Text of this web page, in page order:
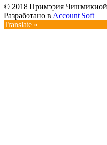
© 2018 Примэрия Чишмикиой
Разработано в Account Soft
Translate »